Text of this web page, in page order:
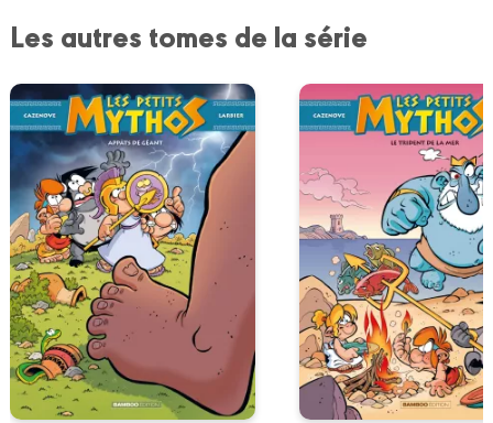
Les autres tomes de la série